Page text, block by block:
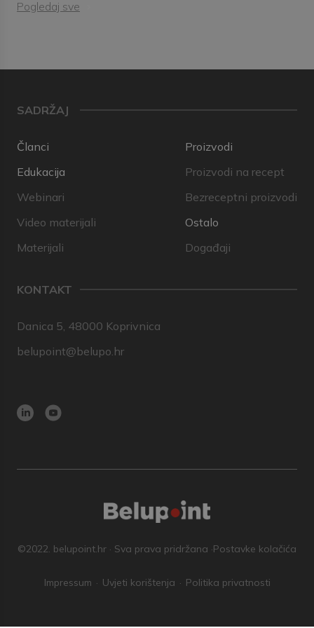
Pogledaj sve
SADRŽAJ
Članci
Edukacija
Webinari
Video materijali
Materijali
Proizvodi
Proizvodi na recept
Bezreceptni proizvodi
Ostalo
Događaji
KONTAKT
Danica 5, 48000 Koprivnica
belupoint@belupo.hr
©2022. belupoint.hr · Sva prava pridržana ·Postavke kolačića
Impressum Uvjeti korištenja Politika privatnosti